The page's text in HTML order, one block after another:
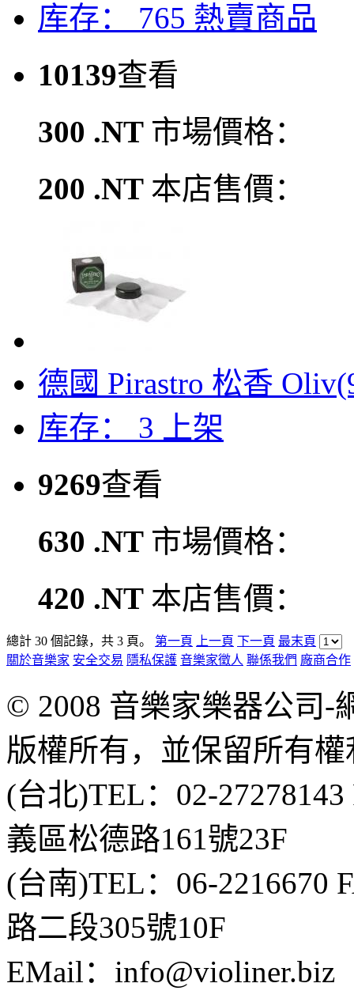
库存： 765 熱賣商品
10139查看
300 .NT 市場價格：
200 .NT 本店售價：
德國 Pirastro 松香
库存： 3
上架
9269查看
630 .NT 市場價格：
420 .NT 本店售價：
總計 30 個記錄，共 3 頁。 第一頁 上一頁 下一頁 最末頁
關於音樂家 安全交易 隱私保護 音樂家徵人 聯係我們 廠商合作
© 2008 音樂家樂器公司-
版權所有，並保留所有權
(台北)TEL：02-
義區松德路161號23F
(台南)TEL：06-2216670
路二段305號10F
EMail：info@violiner.biz